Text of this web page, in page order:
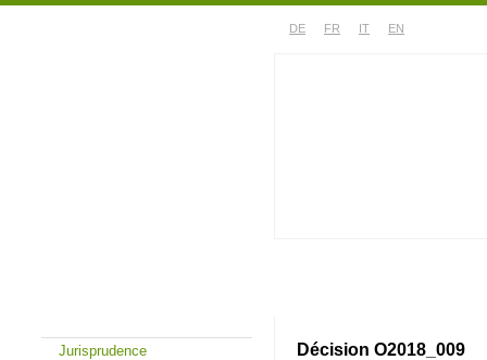
DE FR IT EN
Décision O2018_009
Jurisprudence